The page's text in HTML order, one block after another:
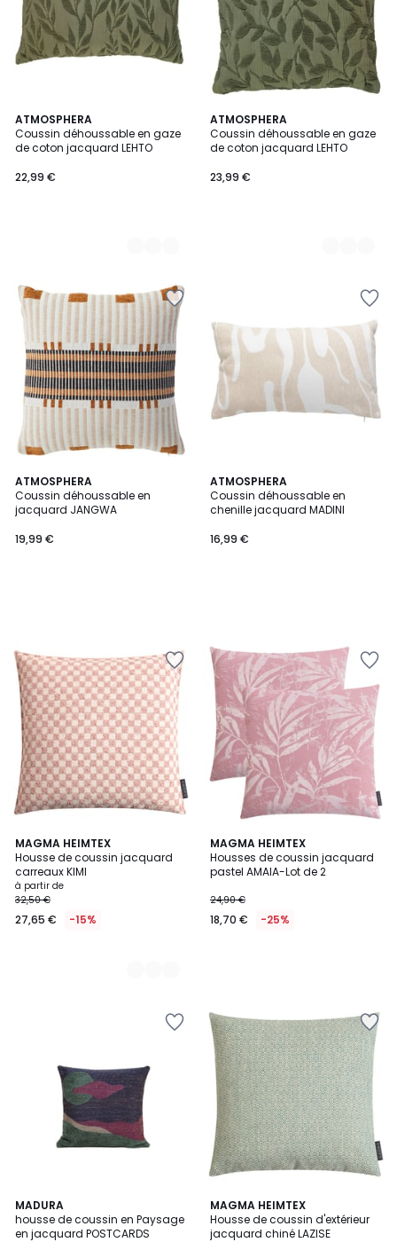
ATMOSPHERA
Coussin déhoussable en gaze
de coton jacquard LEHTO
22,99 €
2
Couleurs
ATMOSPHERA
Coussin déhoussable en gaze
de coton jacquard LEHTO
23,99 €
2
Couleurs
ATMOSPHERA
Coussin déhoussable en
jacquard JANGWA
19,99 €
ATMOSPHERA
Coussin déhoussable en
chenille jacquard MADINI
16,99 €
MAGMA HEIMTEX
Housse de coussin jacquard
carreaux KIMI
à partir de
32,50 €
27,65 € -15%
3
Couleurs
MAGMA HEIMTEX
Housses de coussin jacquard
pastel AMAIA-Lot de 2
24,90 €
18,70 € -25%
MADURA
housse de coussin en Paysage
en jacquard POSTCARDS
MAGMA HEIMTEX
Housse de coussin d'extérieur
jacquard chiné LAZISE